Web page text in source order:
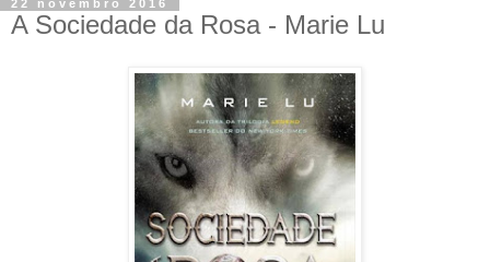
22 novembro 2016
A Sociedade da Rosa - Marie Lu